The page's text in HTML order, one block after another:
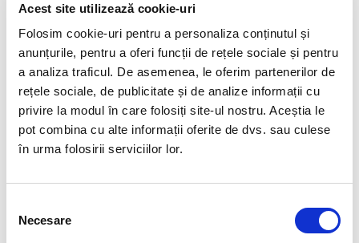
Acest site utilizează cookie-uri
Folosim cookie-uri pentru a personaliza conținutul și
anunțurile, pentru a oferi funcții de rețele sociale și pentru
a analiza traficul. De asemenea, le oferim partenerilor de
rețele sociale, de publicitate și de analize informații cu
privire la modul în care folosiți site-ul nostru. Aceștia le
pot combina cu alte informații oferite de dvs. sau culese
în urma folosirii serviciilor lor.
consimțământului
Necesare
suporta integral potrivit legii din bugetul
Fondului national unic de asigurari sociale
de sanatate.
Perioadele de diminuare a indemnizatiei
constituiestagiu de asigurare pentru concedii
si indemnizatii de asigurari sociale de
in cadrul sistemului de asigurari sociale de